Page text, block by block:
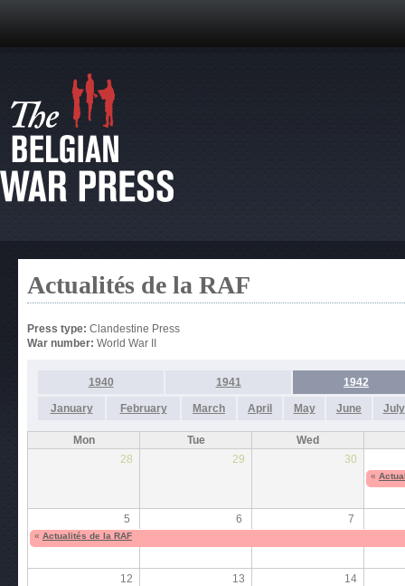
Actualités de la RAF
Press type: Clandestine Press
War number: World War II
1940 1941 1942
January February March April May June July
Mon Tue
Wed
28
29 30
«
5 6 7
« Actualités de la RAF
12 13 14